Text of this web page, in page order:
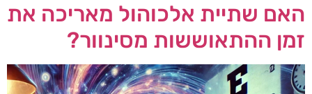
האם שתיית אלכוהול מאריכה את
זמן ההתאוששות מסינוור?